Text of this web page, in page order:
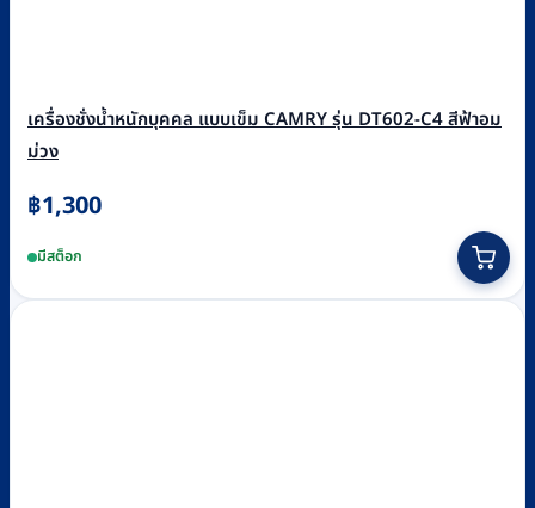
เครื่องชั่งน้ำหนักบุคคล แบบเข็ม CAMRY รุ่น DT602-C4 สีฟ้าอม
ม่วง
฿1,300
มีสต็อก